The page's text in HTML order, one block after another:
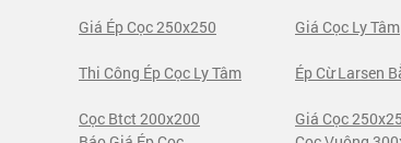
Giá Ép Cọc 250x250
Giá Cọc Ly Tâm
Thi Công Ép Cọc Ly Tâm
Ép Cừ Larsen
Cọc Btct 200x200
Giá Cọc